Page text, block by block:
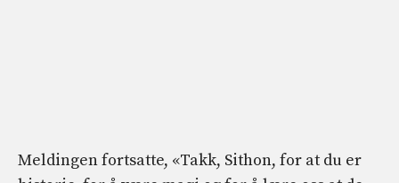
Meldingen fortsatte, «Takk, Sithon, for at du er